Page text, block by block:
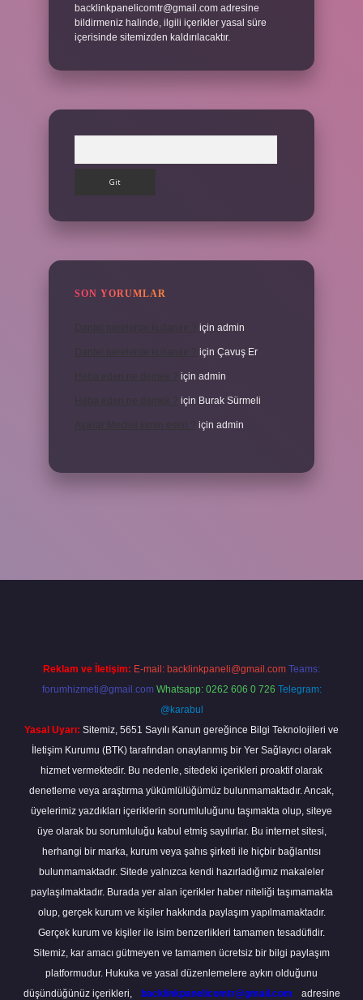
backlinkpanelicomtr@gmail.com adresine
bildirmeniz halinde, ilgili içerikler yasal süre
içerisinde sitemizden kaldırılacaktır.
SON YORUMLAR
için admin
için Çavuş Er
için admin
için Burak Sürmeli
için admin
Reklam ve İletişim: E-mail: backlinkpaneli@gmail.com Teams:
forumhizmeti@gmail.com Whatsapp: 0262 606 0 726 Telegram:
@karabul
Yasal Uyarı: Sitemiz, 5651 Sayılı Kanun gereğince Bilgi Teknolojileri ve
İletişim Kurumu (BTK) tarafından onaylanmış bir Yer Sağlayıcı olarak
hizmet vermektedir. Bu nedenle, sitedeki içerikleri proaktif olarak
denetleme veya araştırma yükümlülüğümüz bulunmamaktadır. Ancak,
üyelerimiz yazdıkları içeriklerin sorumluluğunu taşımakta olup, siteye
üye olarak bu sorumluluğu kabul etmiş sayılırlar. Bu internet sitesi,
herhangi bir marka, kurum veya şahıs şirketi ile hiçbir bağlantısı
bulunmamaktadır. Sitede yalnızca kendi hazırladığımız makaleler
paylaşılmaktadır. Burada yer alan içerikler haber niteliği taşımamakta
olup, gerçek kurum ve kişiler hakkında paylaşım yapılmamaktadır.
Gerçek kurum ve kişiler ile isim benzerlikleri tamamen tesadüfidir.
Sitemiz, kar amacı gütmeyen ve tamamen ücretsiz bir bilgi paylaşım
platformudur. Hukuka ve yasal düzenlemelere aykırı olduğunu
düşündüğünüz içerikleri,
backlinkpanelicomtr@gmail.com adresine